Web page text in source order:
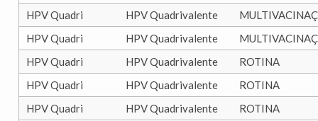
HPV Quadri
HPV Quadrivalente
HPV Quadri
HPV Quadrivalente
HPV Quadri
HPV Quadrivalente
ROTINA
HPV Quadri
HPV Quadrivalente
ROTINA
HPV Quadri
HPV Quadrivalente ROTINA